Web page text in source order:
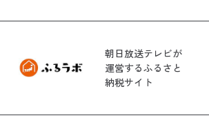
朝日放送テレビが
運営するふるさと
納税サイト